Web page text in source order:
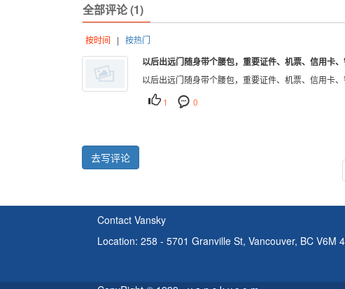
全部评论 (1)
按时间 | 按热门
以后出远门随身带个腰包，重要证件、机票、信用卡
以后出远门随身带个腰包，重要证件、机票、信用卡、
1
0
去写评论
Contact Vansky
Location: 258 - 5701 Granville St, Vancouver, BC V6M